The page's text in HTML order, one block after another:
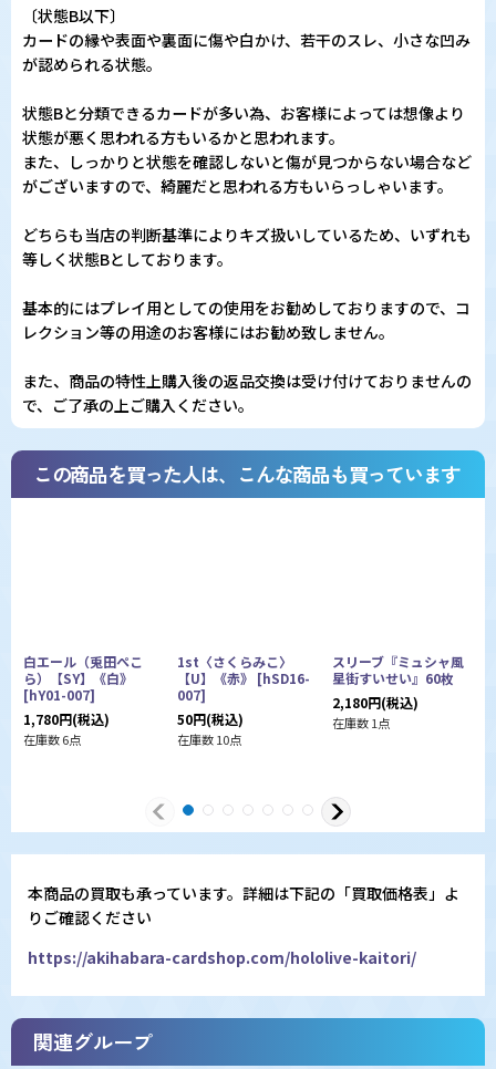
〔状態B以下〕
カードの縁や表面や裏面に傷や白かけ、若干のスレ、小さな凹み
が認められる状態。
状態Bと分類できるカードが多い為、お客様によっては想像より
状態が悪く思われる方もいるかと思われます。
また、しっかりと状態を確認しないと傷が見つからない場合など
がございますので、綺麗だと思われる方もいらっしゃいます。
どちらも当店の判断基準によりキズ扱いしているため、いずれも
等しく状態Bとしております。
基本的にはプレイ用としての使用をお勧めしておりますので、コ
レクション等の用途のお客様にはお勧め致しません。
また、商品の特性上購入後の返品交換は受け付けておりませんの
で、ご了承の上ご購入ください。
この商品を買った人は、こんな商品も買っています
白エール（兎田ぺこ
ら）【SY】《白》
[hY01-007]
1,780円(税込)
在庫数 6点
1st〈さくらみこ〉
【U】《赤》 [hSD16-
007]
50円(税込)
在庫数 10点
スリーブ『ミュシャ風
星街すいせい』60枚
2,180円(税込)
在庫数 1点
本商品の買取も承っています。詳細は下記の「買取価格表」よ
りご確認ください
https://akihabara-cardshop.com/hololive-kaitori/
関連グループ